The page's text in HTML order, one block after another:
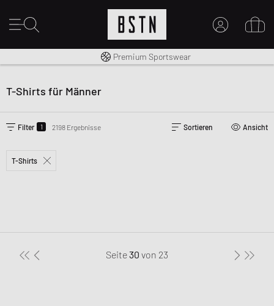
EINEN ACCOUNT ERSTELLEN
Kostenloser Versand nach DE ab € 70
Premium Sportswear
T-Shirts für Männer
Filter 1 2198 Ergebnisse Sortieren Ansicht
T-Shirts
Seite 30 von 23